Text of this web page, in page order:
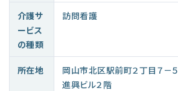
介護サ
ービス
の種類
訪問看護
所在地
岡山市北区駅前町２丁目７－５
進興ビル２階